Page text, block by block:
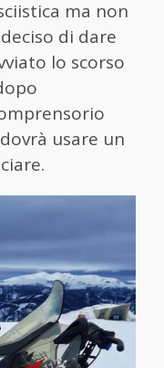
ma non
di dare
lo scorso
usare un